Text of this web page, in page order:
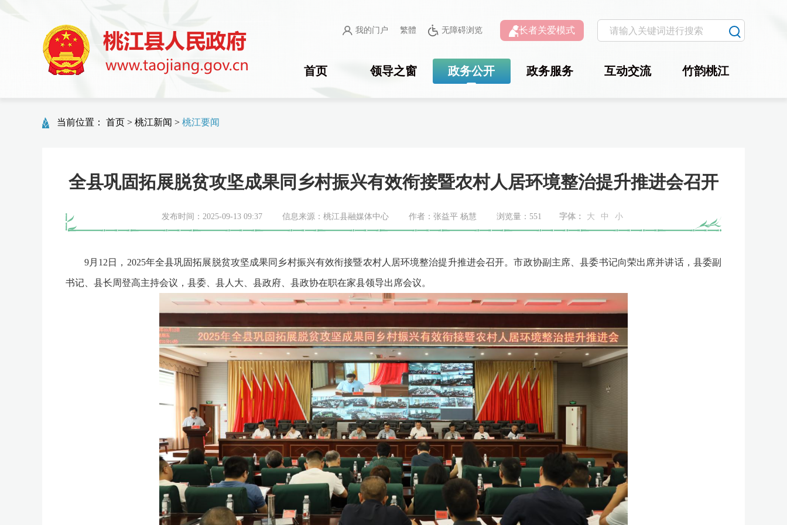
我的门户 繁體 无障碍浏览 长者关爱模式
首页 领导之窗 政务公开 政务服务 互动交流 竹韵桃江
当前位置： 首页 > 桃江新闻 > 桃江要闻
全县巩固拓展脱贫攻坚成果同乡村振兴有效衔接暨农村人居环境整治提升推进会召开
发布时间：2025-09-13 09:37 信息来源：桃江县融媒体中心 作者：张益平 杨慧 浏览量： 551 字体： 大 中 小
9月12日，2025年全县巩固拓展脱贫攻坚成果同乡村振兴有效衔接暨农村人居环境整治提升推进会召开。市政协副主席、县委书记向荣出席并讲话， 县委副
书记、 县长周登高主持会议，县委、县人大、县政府、县政协在职在家县领导出席会议。